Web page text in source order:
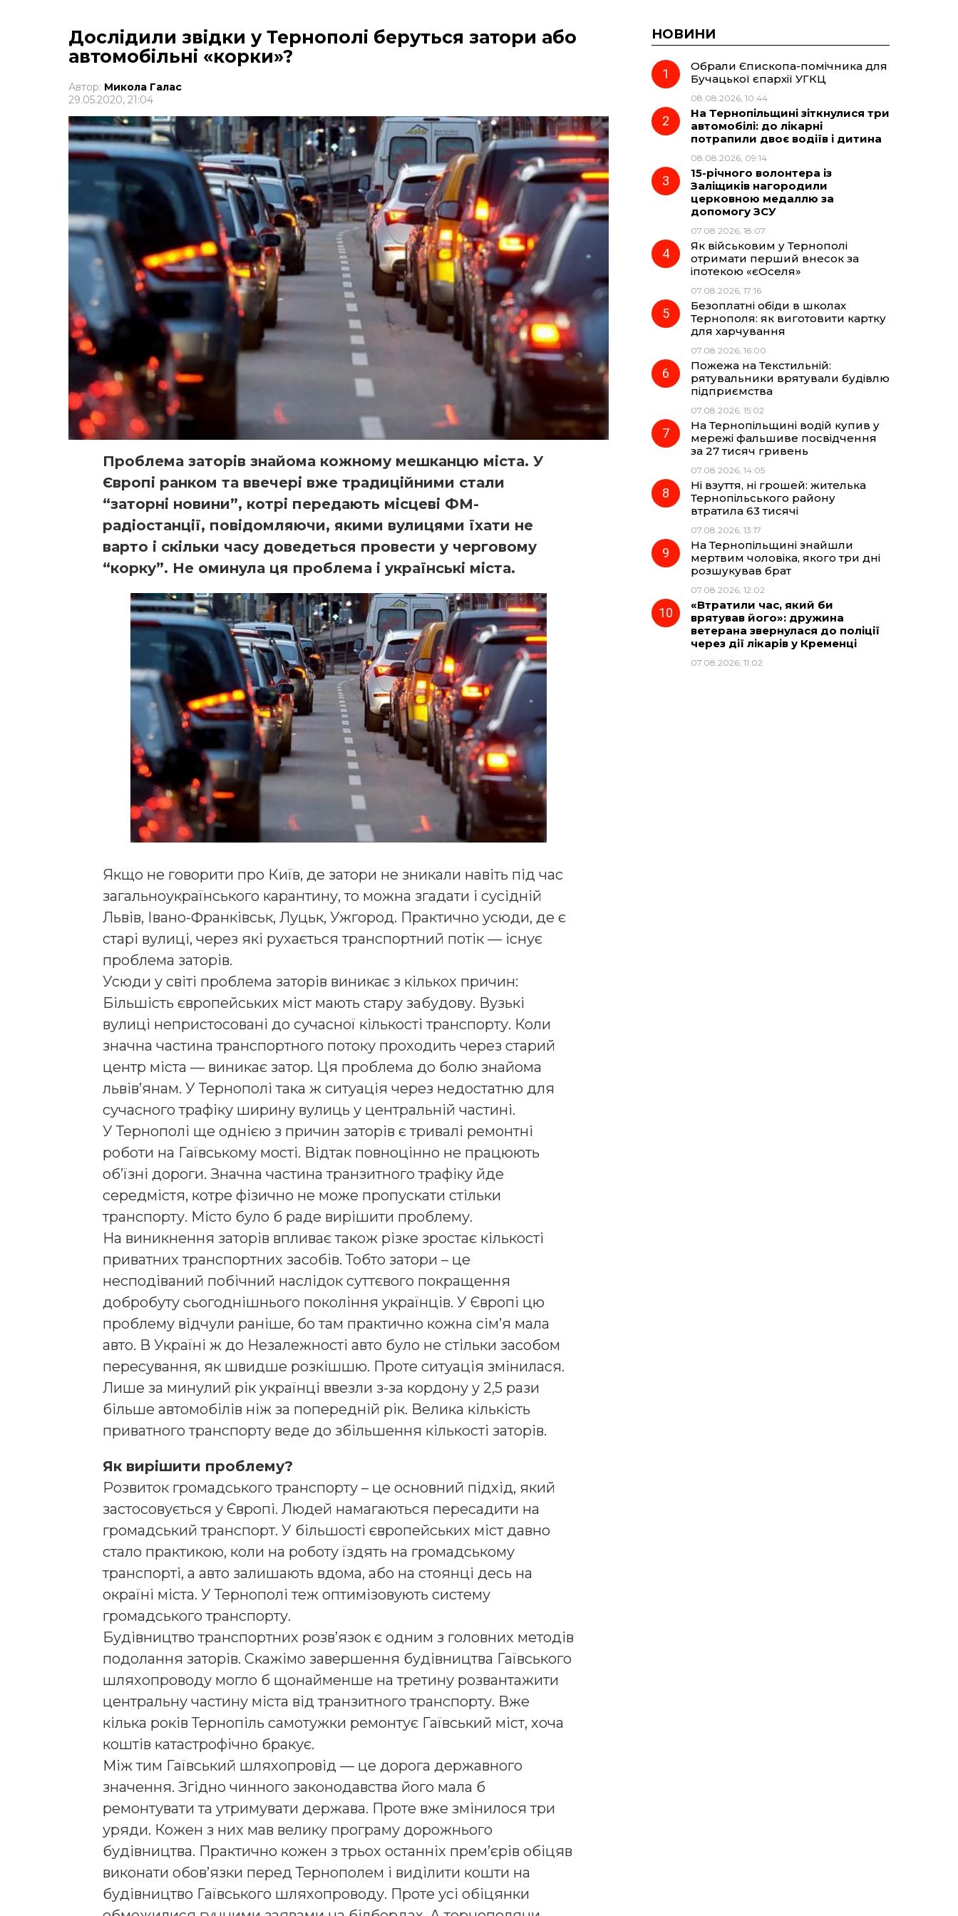
Дослідили звідки у Тернополі беруться затори або
автомобільні «корки»?
Автор: Микола Галас
29.05.2020, 21:04
Проблема заторів знайома кожному мешканцю міста. У
Європі ранком та ввечері вже традиційними стали
“заторні новини”, котрі передають місцеві ФМ-
радіостанції, повідомляючи, якими вулицями їхати не
варто і скільки часу доведеться провести у черговому
“корку”. Не оминула ця проблема і українські міста.
Якщо не говорити про Київ, де затори не зникали навіть під час
загальноукраїнського карантину, то можна згадати і сусідній
Львів, Івано-Франківськ, Луцьк, Ужгород. Практично усюди, де є
старі вулиці, через які рухається транспортний потік — існує
проблема заторів.
Усюди у світі проблема заторів виникає з кількох причин:
Більшість європейських міст мають стару забудову. Вузькі
вулиці непристосовані до сучасної кількості транспорту. Коли
значна частина транспортного потоку проходить через старий
центр міста — виникає затор. Ця проблема до болю знайома
львів’янам. У Тернополі така ж ситуація через недостатню для
сучасного трафіку ширину вулиць у центральній частині.
У Тернополі ще однією з причин заторів є тривалі ремонтні
роботи на Гаївському мості. Відтак повноцінно не працюють
об’їзні дороги. Значна частина транзитного трафіку йде
середмістя, котре фізично не може пропускати стільки
транспорту. Місто було б раде вирішити проблему.
На виникнення заторів впливає також різке зростає кількості
приватних транспортних засобів. Тобто затори – це
несподіваний побічний наслідок суттєвого покращення
добробуту сьогоднішнього покоління українців. У Європі цю
проблему відчули раніше, бо там практично кожна сім’я мала
авто. В Україні ж до Незалежності авто було не стільки засобом
пересування, як швидше розкішшю. Проте ситуація змінилася.
Лише за минулий рік українці ввезли з-за кордону у 2,5 рази
більше автомобілів ніж за попередній рік. Велика кількість
приватного транспорту веде до збільшення кількості заторів.
Як вирішити проблему?
Розвиток громадського транспорту – це основний підхід, який
застосовується у Європі. Людей намагаються пересадити на
громадський транспорт. У більшості європейських міст давно
стало практикою, коли на роботу їздять на громадському
транспорті, а авто залишають вдома, або на стоянці десь на
окраїні міста. У Тернополі теж оптимізовують систему
громадського транспорту.
Будівництво транспортних розв’язок є одним з головних методів
подолання заторів. Скажімо завершення будівництва Гаївського
шляхопроводу могло б щонайменше на третину розвантажити
центральну частину міста від транзитного транспорту. Вже
кілька років Тернопіль самотужки ремонтує Гаївський міст, хоча
коштів катастрофічно бракує.
Між тим Гаївський шляхопровід — це дорога державного
значення. Згідно чинного законодавства його мала б
ремонтувати та утримувати держава. Проте вже змінилося три
уряди. Кожен з них мав велику програму дорожнього
будівництва. Практично кожен з трьох останніх прем’єрів обіцяв
виконати обов’язки перед Тернополем і виділити кошти на
будівництво Гаївського шляхопроводу. Проте усі обіцянки
НОВИНИ
Обрали Єпископа-помічника для
Бучацької єпархії УГКЦ
08.08.2026, 10:44
На Тернопільщині зіткнулися три
автомобілі: до лікарні
потрапили двоє водіїв і дитина
08.08.2026, 09:14
15-річного волонтера із
Заліщиків нагородили
церковною медаллю за
допомогу ЗСУ
07.08.2026, 18:07
Як військовим у Тернополі
отримати перший внесок за
іпотекою «єОселя»
07.08.2026, 17:16
Безоплатні обіди в школах
Тернополя: як виготовити картку
для харчування
07.08.2026, 16:00
Пожежа на Текстильній:
рятувальники врятували будівлю
підприємства
07.08.2026, 15:02
На Тернопільщині водій купив у
мережі фальшиве посвідчення
за 27 тисяч гривень
07.08.2026, 14:05
Ні взуття, ні грошей: жителька
Тернопільського району
втратила 63 тисячі
07.08.2026, 13:17
На Тернопільщині знайшли
мертвим чоловіка, якого три дні
розшукував брат
07.08.2026, 12:02
«Втратили час, який би
врятував його»: дружина
ветерана звернулася до поліції
через дії лікарів у Кременці
07.08.2026, 11:02